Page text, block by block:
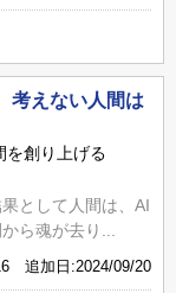
考えない人間は
を創り上げる
として人間は、AI
ら魂が去り...
追加日:2024/09/20